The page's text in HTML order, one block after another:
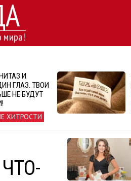
мира!
И
ГЛАЗ. ТВОИ
НЕ БУДУТ
ХИТРОСТИ